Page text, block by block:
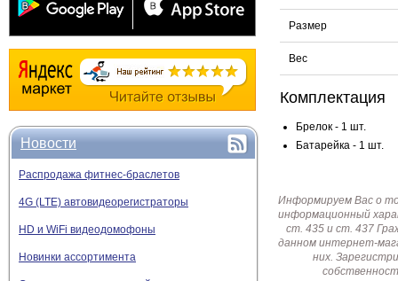
Новости
Распродажа фитнес-браслетов
4G (LTE) автовидеорегистраторы
HD и WiFi видеодомофоны
Новинки ассортимента
Размер
Вес
Комплектация
Брелок - 1 шт.
Батарейка - 1 шт.
Информируем Вас о
информационный
ст. 435 и ст. 437
данном интернет-
них.